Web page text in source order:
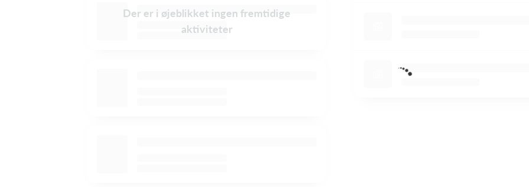
Der er i øjeblikket ingen fremtidige
aktiviteter